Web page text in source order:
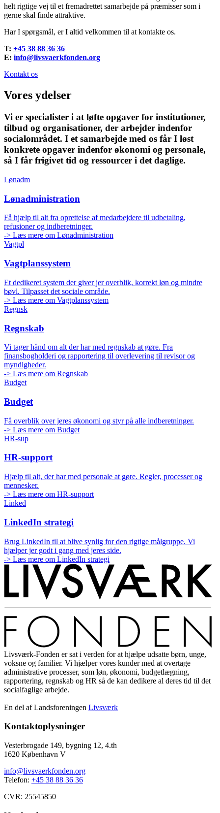
helt rigtige vej til et fremadrettet samarbejde på præmisser som i
gerne skal finde attraktive.
Har I spørgsmål, er I altid velkommen til at kontakte os.
T: +45 38 88 36 36
E: info@livsvaerkfonden.org
Kontakt os
Vores ydelser
Vi er specialister i at løfte opgaver for institutioner,
tilbud og organisationer, der arbejder indenfor
socialområdet. I et samarbejde med os får I løst
konkrete opgaver indenfor økonomi og personale,
så I får frigivet tid og ressourcer i det daglige.
Lønadm
Lønadministration
Få hjælp til alt fra oprettelse af medarbejdere til udbetaling,
refusioner og indberetninger.
-> Læs mere om Lønadministration
Vagtpl
Vagtplanssystem
Et dedikeret system der giver jer overblik, korrekt løn og mindre
bøvl. Tilpasset det sociale område.
-> Læs mere om Vagtplanssystem
Regnsk
Regnskab
Vi tager hånd om alt der har med regnskab at gøre. Fra
finansbogholderi og rapportering til overlevering til revisor og
myndigheder.
-> Læs mere om Regnskab
Budget
Budget
Få overblik over jeres økonomi og styr på alle indberetninger.
-> Læs mere om Budget
HR-sup
HR-support
Hjælp til alt, der har med personale at gøre. Regler, processer og
mennesker.
-> Læs mere om HR-support
Linked
LinkedIn strategi
Brug LinkedIn til at blive synlig for den rigtige målgruppe. Vi
hjælper jer godt i gang med jeres side.
-> Læs mere om LinkedIn strategi
Livsværk-Fonden er sat i verden for at hjælpe udsatte børn, unge,
voksne og familier. Vi hjælper vores kunder med at overtage
administrative processer, som løn, økonomi, budgetlægning,
rapportering, regnskab og HR så de kan dedikere al deres tid til det
socialfaglige arbejde.
En del af Landsforeningen Livsværk
Kontaktoplysninger
Vesterbrogade 149, bygning 12, 4.th
1620 København V
info@livsvaerkfonden.org
Telefon: +45 38 88 36 36
CVR: 25545850